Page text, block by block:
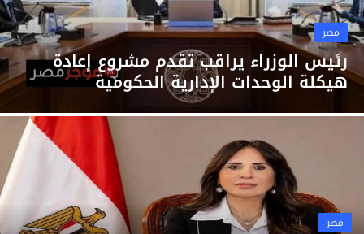
الرياضة
اقتصاد
تكنولوجيا
التعليم
منوعات
مصر
رئيس الوزراء يراقب تقدم مشروع إعادة
هيكلة الوحدات الإدارية الحكومية
مصر